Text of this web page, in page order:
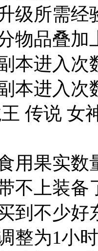
级所需经
物品叠加
本进入次
本进入次
传说 女
用果实数
不上装备
到不少好
整为1小